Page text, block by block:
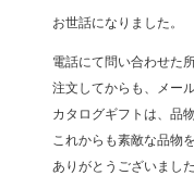
お世話になりました。
電話にて問い合わせた
注文してからも、メー
カタログギフトは、品
これからも素敵な品物
ありがとうございました